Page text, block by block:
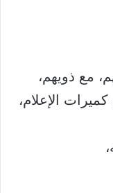
مع ذويهم،
الإعلام،